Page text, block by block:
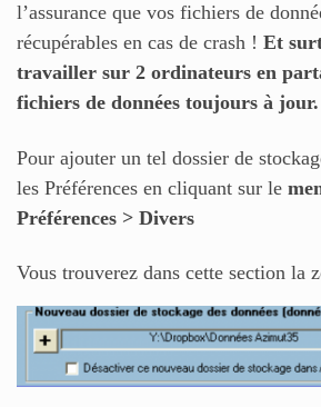
l’assurance que vos fichiers de
récupérables en cas de crash ! Et
travailler sur 2 ordinateurs en
fichiers de données toujours à jour.
Pour ajouter un tel dossier de
les Préférences en cliquant sur le
Préférences > Divers
Vous trouverez dans cette section la